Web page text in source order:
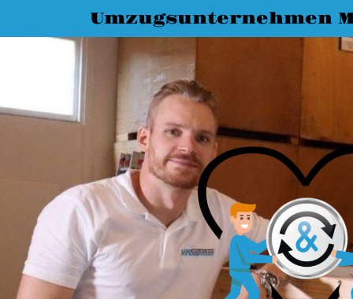
Umzugsunternehmen